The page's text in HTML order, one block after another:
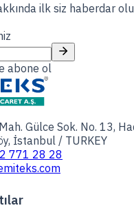
ilk siz haberdar
abone ol
Gülce Sok. No. 13,
İstanbul / TURKEY
771 28 28